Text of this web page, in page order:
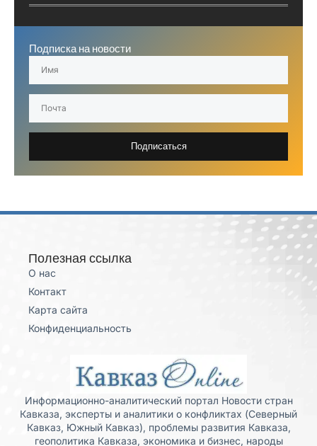
Подписка на новости
Подписаться
Полезная ссылка
О нас
Контакт
Карта сайта
Конфиденциальность
Информационно-аналитический портал Новости стран
Кавказа, эксперты и аналитики о конфликтах (Северный
Кавказ, Южный Кавказ), проблемы развития Кавказа,
геополитика Кавказа, экономика и бизнес, народы